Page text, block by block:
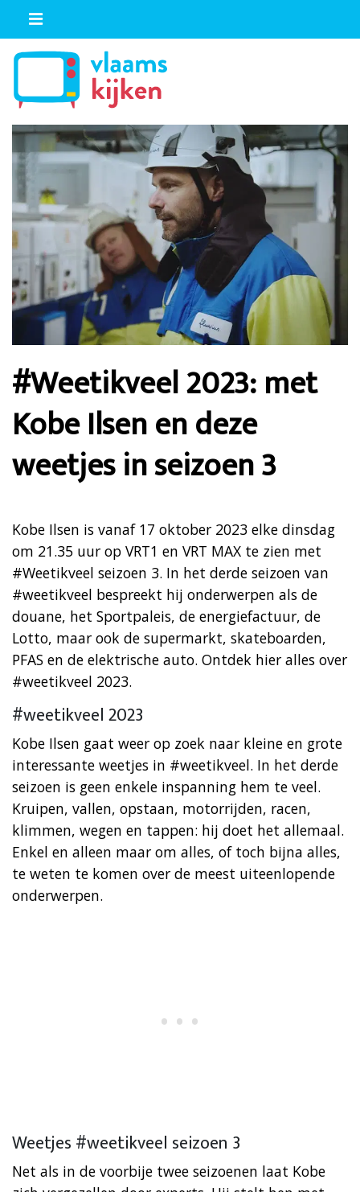
#Weetikveel 2023: met
Kobe Ilsen en deze
weetjes in seizoen 3
Kobe Ilsen is vanaf 17 oktober 2023 elke dinsdag
om 21.35 uur op VRT1 en VRT MAX te zien met
#Weetikveel seizoen 3. In het derde seizoen van
#weetikveel bespreekt hij onderwerpen als de
douane, het Sportpaleis, de energiefactuur, de
Lotto, maar ook de supermarkt, skateboarden,
PFAS en de elektrische auto. Ontdek hier alles over
#weetikveel 2023.
#weetikveel 2023
Kobe Ilsen gaat weer op zoek naar kleine en grote
interessante weetjes in #weetikveel. In het derde
seizoen is geen enkele inspanning hem te veel.
Kruipen, vallen, opstaan, motorrijden, racen,
klimmen, wegen en tappen: hij doet het allemaal.
Enkel en alleen maar om alles, of toch bijna alles,
te weten te komen over de meest uiteenlopende
onderwerpen.
Weetjes #weetikveel seizoen 3
Net als in de voorbije twee seizoenen laat Kobe